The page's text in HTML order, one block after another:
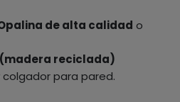
de alta calidad o
(madera reciclada)
colgador para pared.